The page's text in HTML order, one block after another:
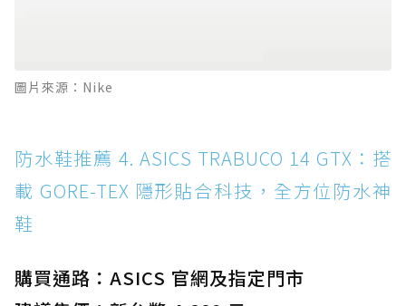
圖片來源：Nike
防水鞋推薦 4. ASICS TRABUCO 14 GTX：搭
載 GORE-TEX 隱形貼合科技，全方位防水神
鞋
購買通路：ASICS 官網及指定門市